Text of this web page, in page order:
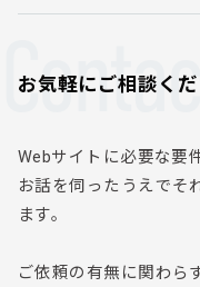
お気軽にご相談く
Webサイトに必要な要
お話を伺ったうえでそ
ます。
ご依頼の有無に関わら